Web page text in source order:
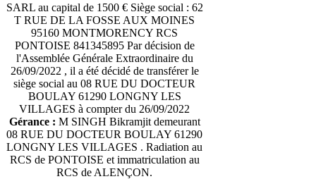
SARL au capital de 1500 € Siège social : 62
T RUE DE LA FOSSE AUX MOINES
95160 MONTMORENCY RCS
PONTOISE 841345895 Par décision de
l'Assemblée Générale Extraordinaire du
26/09/2022 , il a été décidé de transférer le
siège social au 08 RUE DU DOCTEUR
BOULAY 61290 LONGNY LES
VILLAGES à compter du 26/09/2022
Gérance : M SINGH Bikramjit demeurant
08 RUE DU DOCTEUR BOULAY 61290
LONGNY LES VILLAGES . Radiation au
RCS de PONTOISE et immatriculation au
RCS de ALENÇON.